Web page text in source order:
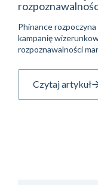
Phinance
kampanię
rozpoznawalności
Czytaj artykuł